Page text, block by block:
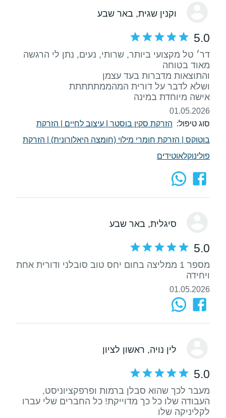
וקנין שגית, באר שבע
5.0
דר׳ טל מקצועי ביותר, שרותי, נעים, נתן לי הרגשה
אישה מיוחדת במינה
01.05.2026
סוג טיפול: הזרקת סקין בוסטר עיצוב לחיים
הזרקת
בוטוקס
הזרקת חומרי מילוי (חומצה היאלורונית)
הזרקת
פולינוקלאוטידים
סיגלית, באר שבע
5.0
מספר 1 ממליצה בחום יחס טוב סובלני ודורית אחת
ויחידה
01.05.2026
לין נויה, ראשון לציון
5.0
מעבר לכך שהוא סבלן ברמות ופרפקציוניסט,
העבודה שלו כל כך מדוייקת! כל החברים שלי עברו
לקליניקה שלו